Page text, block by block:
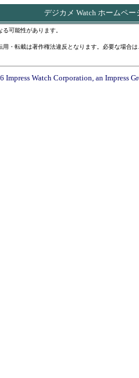
デジカメ Watch ホームペー
可能性があります。
・転載は著作権法違反となります。必要な場合
Impress Watch Corporation, an Impress